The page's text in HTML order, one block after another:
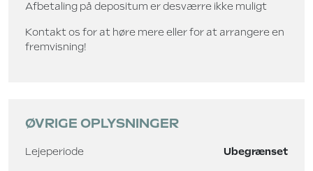
Afbetaling på depositum er desværre ikke muligt
Kontakt os for at høre mere eller for at arrangere en
fremvisning!
ØVRIGE OPLYSNINGER
Lejeperiode Ubegrænset